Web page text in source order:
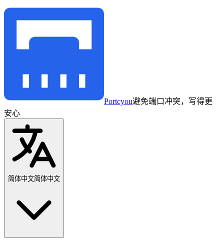
Portcyou避免端口冲突，写得更
安心
简体中文简体中文